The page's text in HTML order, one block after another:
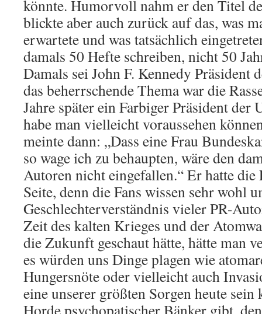
könnte. Humorvoll nahm er den Titel
blickte aber auch zurück auf das, was
erwartete und was tatsächlich
damals 50 Hefte schreiben, nicht 50
Damals sei John F. Kennedy Präsident
das beherrschende Thema war die
Jahre später ein Farbiger Präsident der
habe man vielleicht voraussehen
meinte dann: „Dass eine Frau
so wage ich zu behaupten, wäre den
Autoren nicht eingefallen.“ Er hatte die
Seite, denn die Fans wissen sehr wohl
Geschlechterverständnis vieler PR-
Zeit des kalten Krieges und der
die Zukunft geschaut hätte, hätte man
es würden uns Dinge plagen wie
Hungersnöte oder vielleicht auch
eine unserer größten Sorgen heute sein
Horde psychopatischer Bänker gibt,